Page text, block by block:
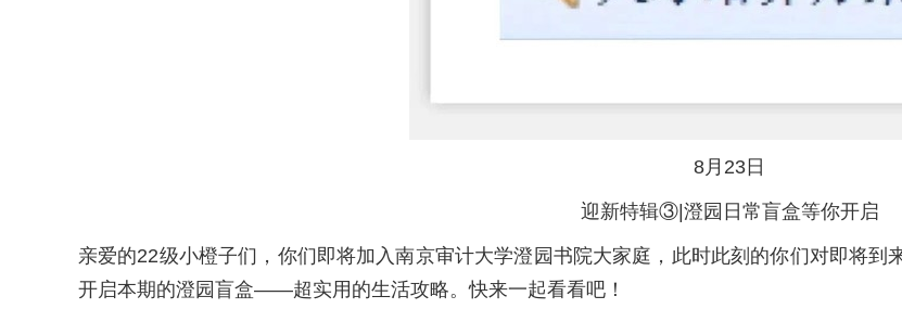
8月23日
迎新特辑③|澄园日常盲盒等你开启
亲爱的22级小橙子们，你们即将加入南京审计大学澄园书院大家庭，此时此刻的你们对即将
开启本期的澄园盲盒——超实用的生活攻略。快来一起看看吧！